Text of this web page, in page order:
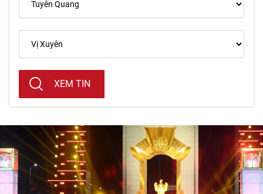
XÃ HỘI
PHÁP LUẬT
DU LỊCH
THẾ GIỚI
THỂ THAO
GIÁO DỤC
Y TẾ
XEM TIN